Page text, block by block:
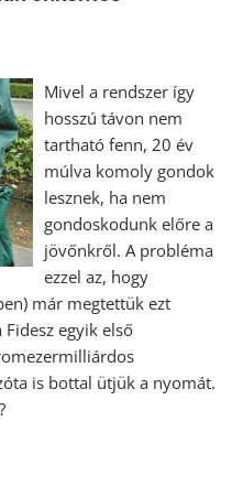
Mivel a rendszer így
hosszú távon nem
tartható fenn, 20 év
múlva komoly gondok
lesznek, ha nem
gondoskodunk előre a
jövőnkről. A probléma
ezzel az, hogy
már megtettük ezt
egyik első
is bottal ütjük a nyomát.